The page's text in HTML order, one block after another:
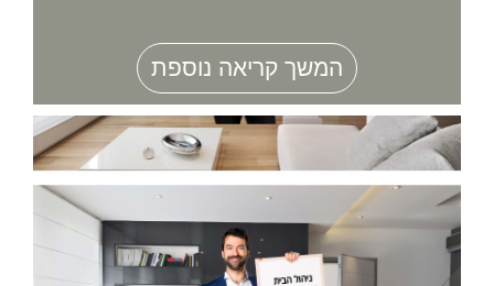
המשך קריאה נוספת